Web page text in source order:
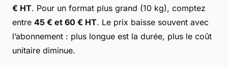
€ HT. Pour un format plus grand (10 kg), comptez
entre 45 € et 60 € HT. Le prix baisse souvent avec
l’abonnement : plus longue est la durée, plus le coût
unitaire diminue.